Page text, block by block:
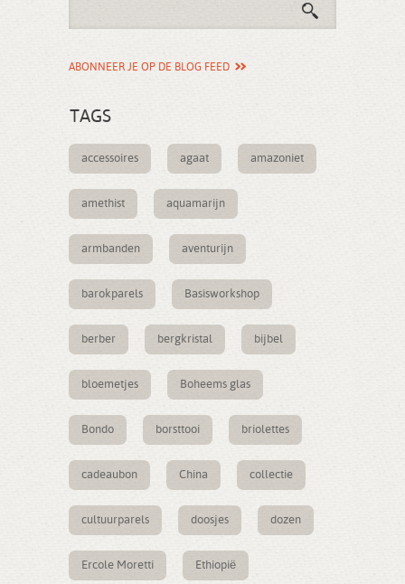
ABONNEER JE OP DE BLOG FEED
TAGS
accessoires agaat amazoniet
amethist aquamarijn
armbanden aventurijn
barokparels Basisworkshop
berber bergkristal bijbel
bloemetjes Boheems glas
Bondo borsttooi briolettes
cadeaubon China collectie
cultuurparels doosjes dozen
Ercole Moretti Ethiopië